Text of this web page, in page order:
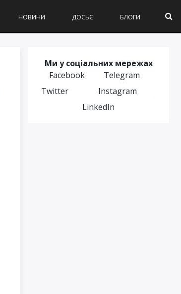
НОВИНИ ДОСЬЄ БЛОГИ
Ми у соціальних мережах
Facebook
Telegram
Twitter
Instagram
LinkedIn